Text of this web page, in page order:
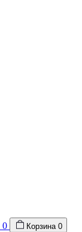
0 Корзина 0